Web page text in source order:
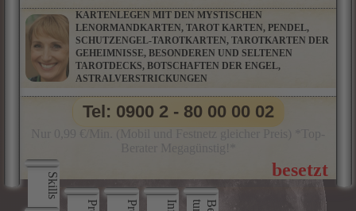
KARTENLEGEN MIT DEN MYSTISCHEN
LENORMANDKARTEN, TAROT KARTEN, PENDEL,
SCHUTZENGEL-TAROTKARTEN, TAROTKARTEN DER
GEHEIMNISSE, BESONDEREN UND SELTENEN
TAROTDECKS, BOTSCHAFTEN DER ENGEL,
ASTRALVERSTRICKUNGEN
Skills
Tel: 0900 2 - 80 00 00 02